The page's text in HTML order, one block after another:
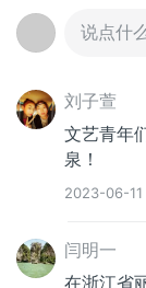
说点什
刘子萱
文艺青年
泉！
2023-06-11
闫明一
在浙江省